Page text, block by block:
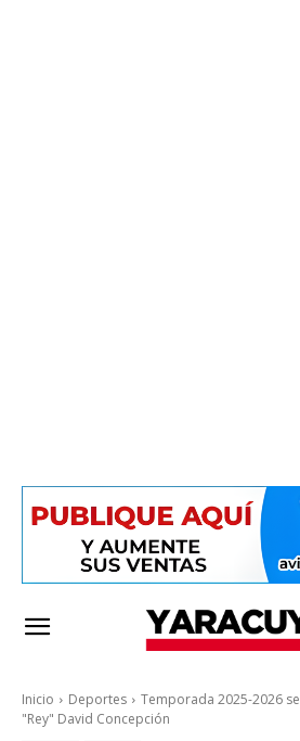
Inicio Deportes
Temporada 2025-2026
"Rey" David Concepción